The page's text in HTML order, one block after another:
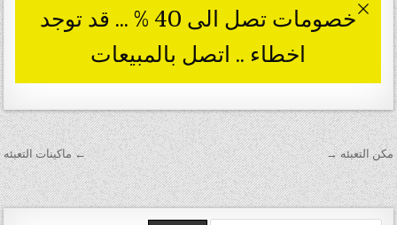
تصفّح المقالات ← ماكينات التعبئه مكن التعبئه →